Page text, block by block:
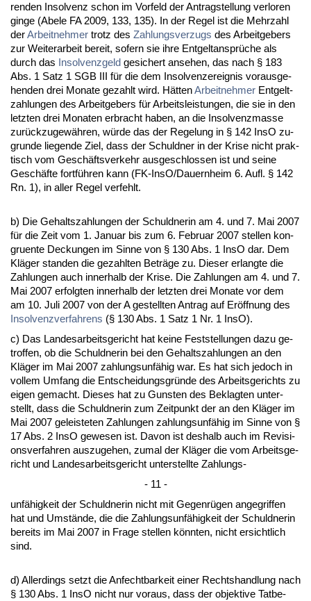
ren­den In­sol­venz schon im Vor­feld der An­trag­stel­lung ver­lo­ren
gin­ge (Abe­le FA 2009, 133, 135). In der Re­gel ist die Mehr­zahl
derAr­beit­neh­mer trotz des Zah­lungs­ver­zugs des Ar­beit­ge­bers
zur Wei­ter­ar­beit be­reit, so­fern sie ih­re Ent­gelt­ansprüche als
durch das In­sol­venz­geld ge­si­chert an­se­hen, das nach § 183
Abs. 1 Satz 1 SGB III für die dem In­sol­ven­zer­eig­nis vor­aus­ge­
hen­den drei Mo­na­te ge­zahlt wird. HättenAr­beit­neh­mer Ent­gelt­
zah­lun­gen des Ar­beit­ge­bers für Ar­beits­leis­tun­gen, die sie in den
letz­ten drei Mo­na­ten er­bracht ha­ben, an die In­sol­venz­mas­se
zurück­zu­gewähren, würde das der Re­ge­lung in § 142 In­sO zu­
grun­de lie­gen­de Ziel, dass der Schuld­ner in der Kri­se nicht prak­
tisch vom Geschäfts­ver­kehr aus­ge­schlos­sen ist und sei­ne
Geschäfte fortführen kann (FK-In­sO/Dau­ern­heim 6. Aufl. § 142
Rn. 1), in al­ler Re­gel ver­fehlt.
b) Die Ge­halts­zah­lun­gen der Schuld­ne­rin am 4. und 7. Mai 2007
für die Zeit vom 1. Ja­nu­ar bis zum 6. Fe­bru­ar 2007 stel­len kon­
gru­en­te De­ckun­gen im Sin­ne von § 130 Abs. 1 In­sO dar. Dem
Kläger stan­den die ge­zahl­ten Beträge zu. Die­ser er­lang­te die
Zah­lun­gen auch in­ner­halb der Kri­se. Die Zah­lun­gen am 4. und 7.
Mai 2007 er­folg­ten in­ner­halb der letz­ten drei Mo­na­te vor dem
am 10. Ju­li 2007 von der A ge­stell­ten An­trag auf Eröff­nung des
In­sol­venz­ver­fah­rens (§ 130 Abs. 1 Satz 1 Nr. 1 In­sO).
c) Das Lan­des­ar­beits­ge­richt hat kei­ne Fest­stel­lun­gen da­zu ge­
trof­fen, ob die Schuld­ne­rin bei den Ge­halts­zah­lun­gen an den
Kläger im Mai 2007 zah­lungs­unfähig war. Es hat sich je­doch in
vol­lem Um­fang die Ent­schei­dungs­gründe des Ar­beits­ge­richts zu
ei­gen ge­macht. Die­ses hat zu Guns­ten des Be­klag­ten un­ter­
stellt, dass die Schuld­ne­rin zum Zeit­punkt der an den Kläger im
Mai 2007 ge­leis­te­ten Zah­lun­gen zah­lungs­unfähig im Sin­ne von §
17 Abs. 2 In­sO ge­we­sen ist. Da­von ist des­halb auch im Re­vi­si­
ons­ver­fah­ren aus­zu­ge­hen, zu­mal der Kläger die vom Ar­beits­ge­
richt und Lan­des­ar­beits­ge­richt un­ter­stell­te Zah­lungs-
- 11 -
unfähig­keit der Schuld­ne­rin nicht mit Ge­genrügen an­ge­grif­fen
hat und Umstände, die die Zah­lungs­unfähig­keit der Schuld­ne­rin
be­reits im Mai 2007 in Fra­ge stel­len könn­ten, nicht er­sicht­lich
sind.
d) Al­ler­dings setzt die An­fecht­bar­keit ei­ner Rechts­hand­lung nach
§ 130 Abs. 1 In­sO nicht nur vor­aus, dass der ob­jek­ti­ve Tat­be­